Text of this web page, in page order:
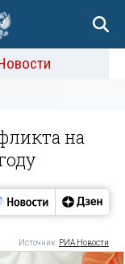
на
Источник: РИА Новости